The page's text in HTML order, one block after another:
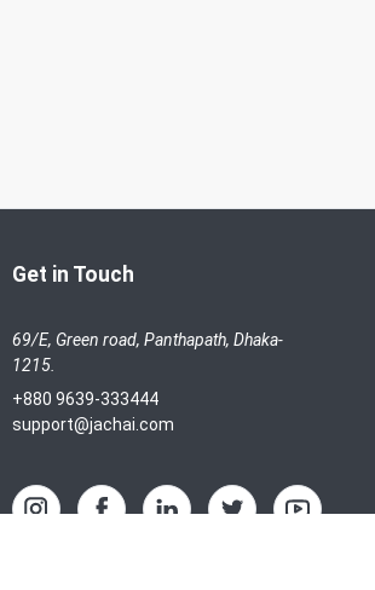
Get in Touch
69/E, Green road, Panthapath, Dhaka-
1215.
+880 9639-333444
support@jachai.com